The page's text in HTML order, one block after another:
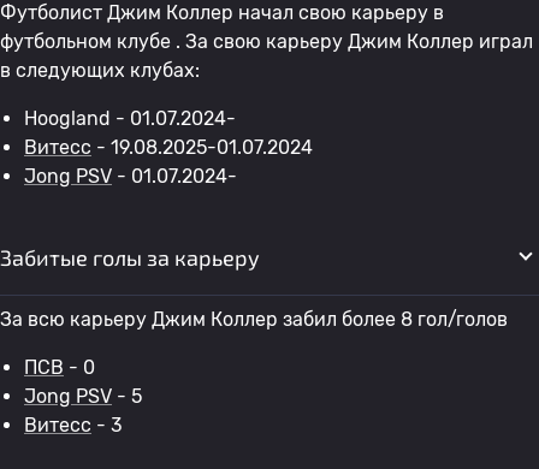
Футболист Джим Коллер начал свою карьеру в
футбольном клубе . За свою карьеру Джим Коллер играл
в следующих клубах:
Hoogland - 01.07.2024-
Витесс - 19.08.2025-01.07.2024
Jong PSV - 01.07.2024-
Забитые голы за карьеру
За всю карьеру Джим Коллер забил более 8 гол/голов
ПСВ - 0
Jong PSV - 5
Витесс - 3